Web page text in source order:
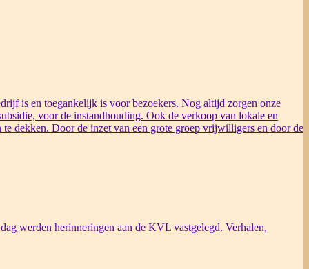
is en toegankelijk is voor bezoekers. Nog altijd zorgen onze
voor de instandhouding. Ook de verkoop van lokale en
dekken. Door de inzet van een grote groep vrijwilligers en door de
werden herinneringen aan de KVL vastgelegd. Verhalen,